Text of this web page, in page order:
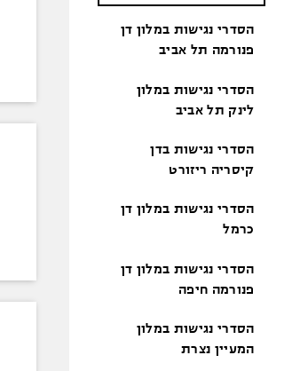
הסדרי נגישות במלון דן
פנורמה תל אביב
הסדרי נגישות במלון
לינק תל אביב
הסדרי נגישות בדן
קיסריה ריזורט
הסדרי נגישות במלון דן
כרמל
הסדרי נגישות במלון דן
פנורמה חיפה
הסדרי נגישות במלון
המעיין נצרת